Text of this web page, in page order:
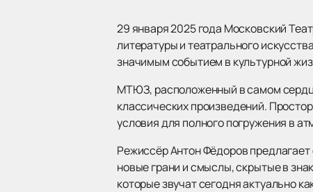
29 января 2025 года Московский
литературы и театрального
значимым событием в культурной
МТЮЗ, расположенный в самом
классических произведений.
условия для полного погружения в
Режиссёр Антон Фёдоров
новые грани и смыслы, скрытые в
которые звучат сегодня актуально